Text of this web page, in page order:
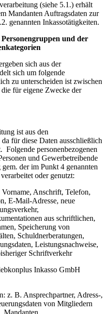
(siehe 5.1.) erhält
Mandanten Auftragsdaten zur
genannten Inkassotätigkeiten.
und der
sich aus der
sich um folgende
zu unterscheiden ist zwischen
für eigene Zwecke der
ist aus den
für diese Daten ausschließlich
personenbezogenen
und Gewerbetreibende
der im Punkt 4 genannten
oder genutzt:
Anschrift, Telefon,
E-Mail-Adresse, neue
aus schriftlichen,
Speicherung von
Schuldnerberatungen,
Leistungsnachweise,
Schriftverkehr
Inkasso GmbH
z. B. Ansprechpartner, Adress-,
von Mitgliedern